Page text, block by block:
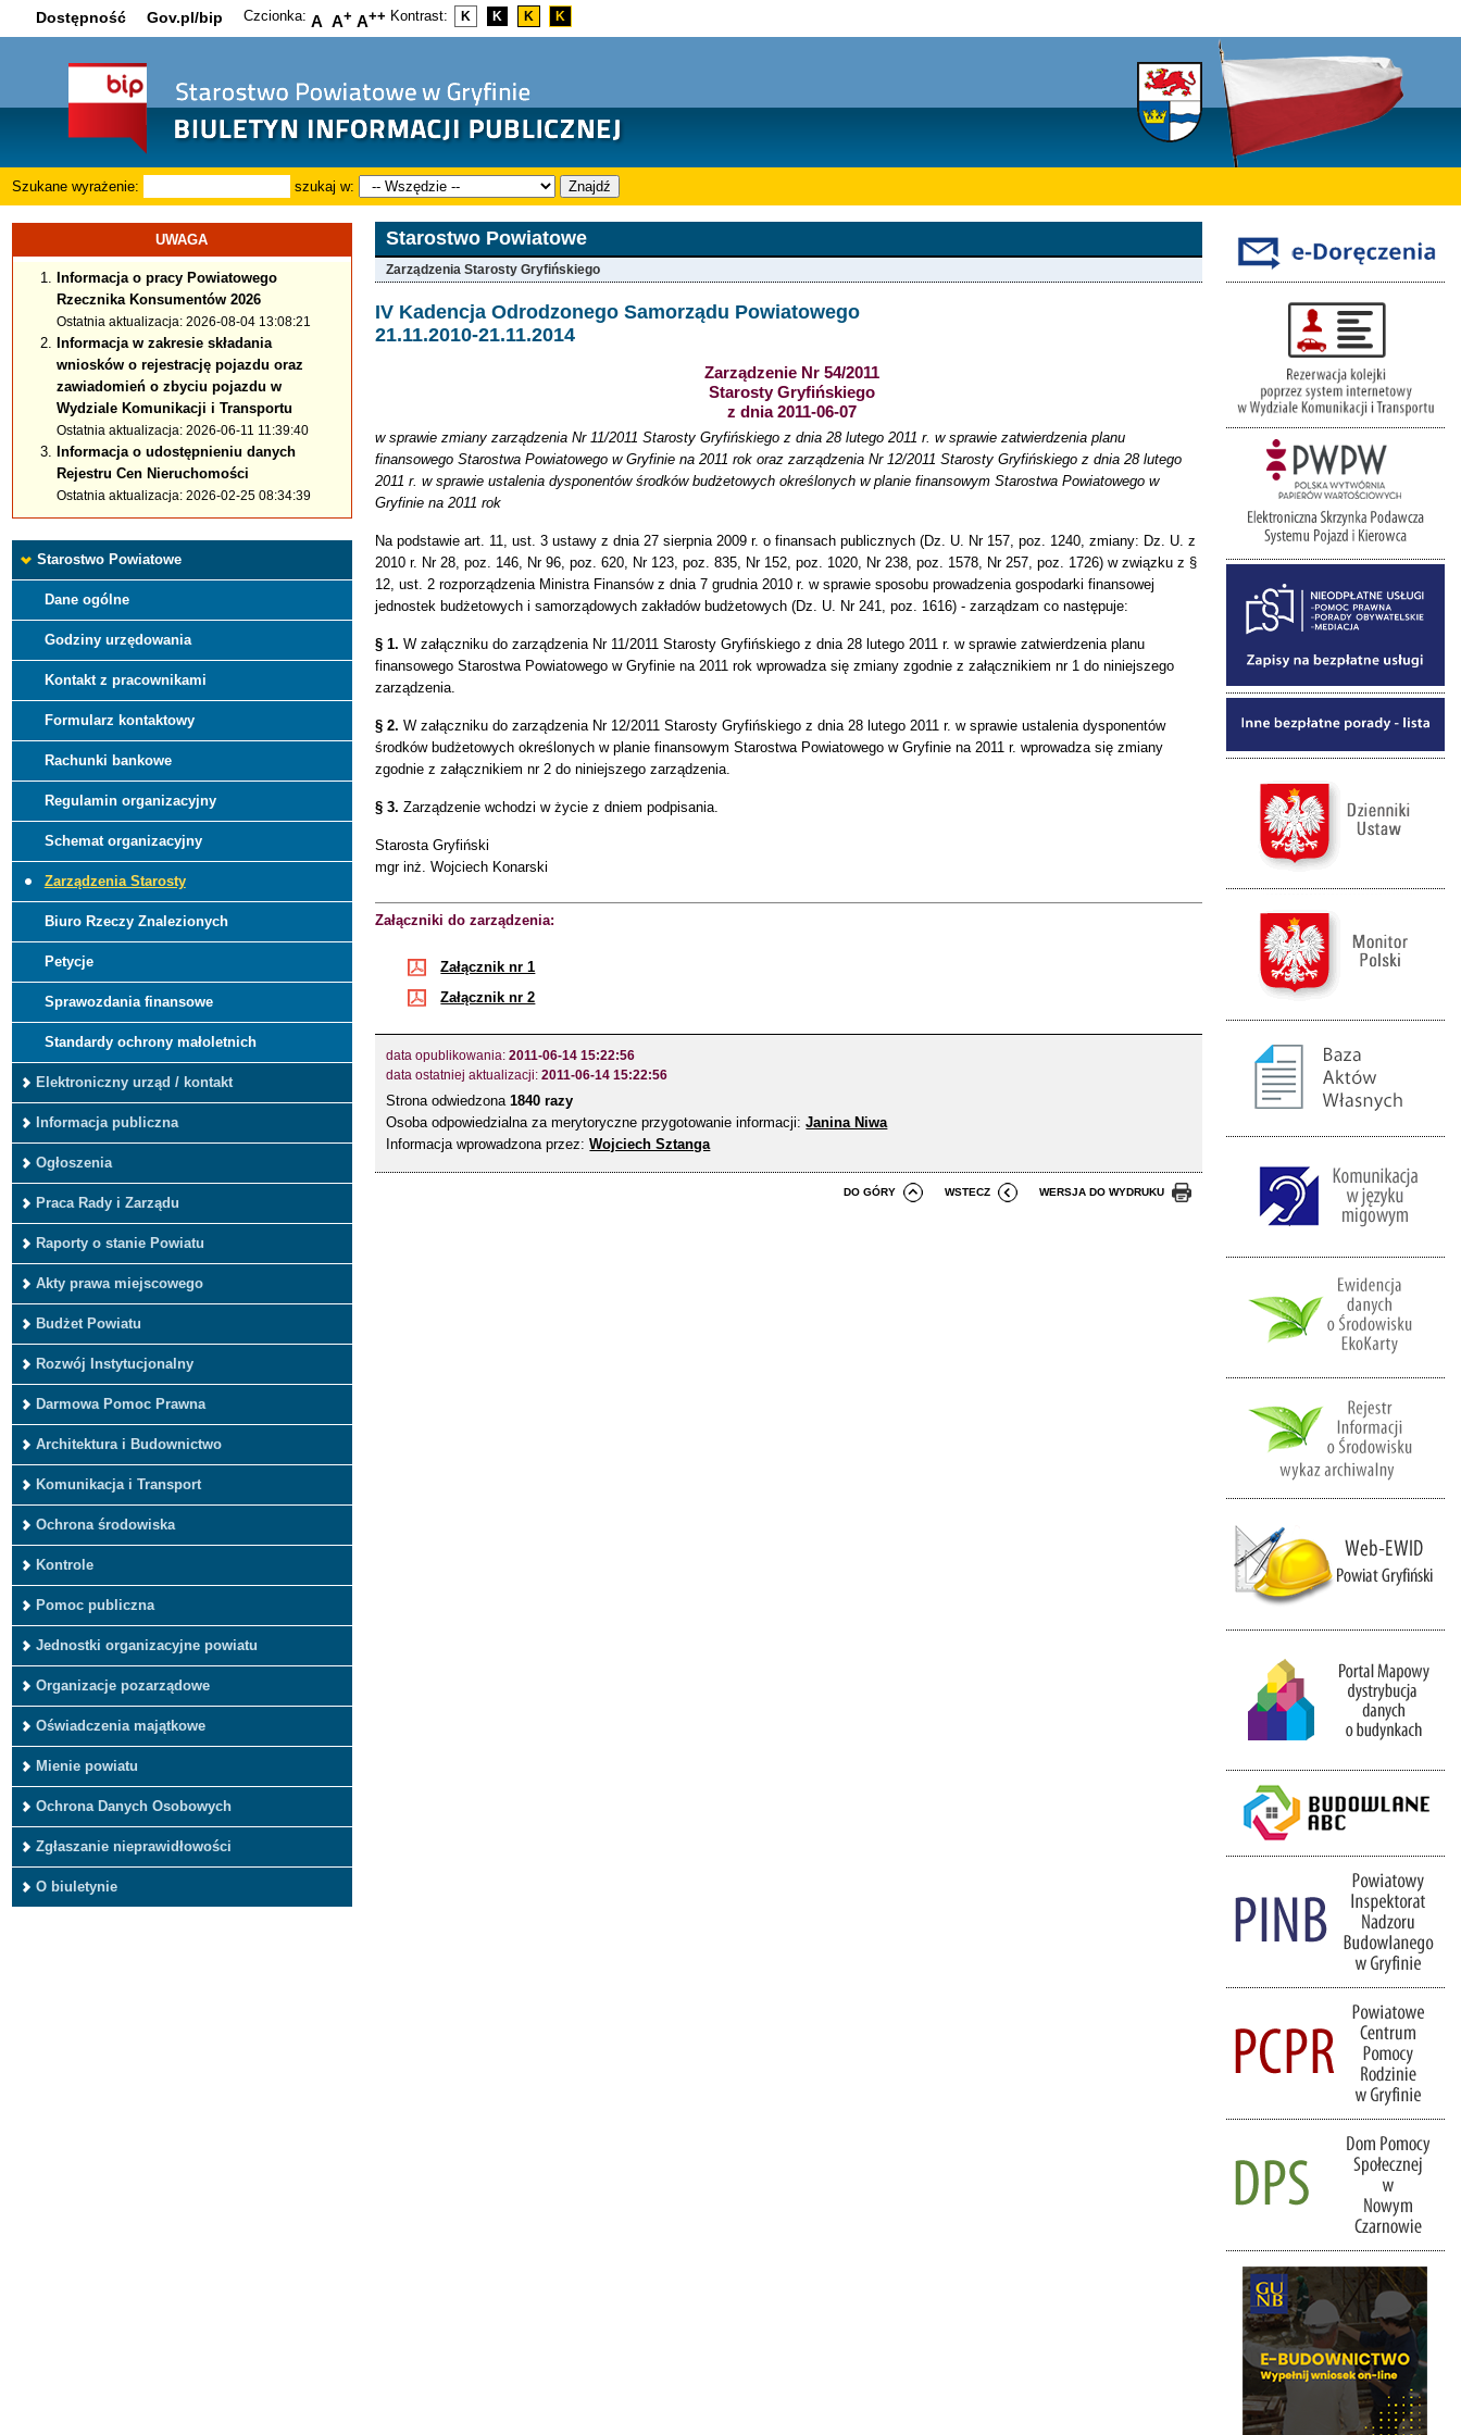
Dostępność Gov.pl/bip Czcionka: A A+ A++ Kontrast: K K K K
Szukane wyrażenie: szukaj w: Znajdź
UWAGA
Informacja o pracy Powiatowego
Rzecznika Konsumentów 2026
Ostatnia aktualizacja: 2026-08-04 13:08:21
Informacja w zakresie składania
wniosków o rejestrację pojazdu oraz
zawiadomień o zbyciu pojazdu w
Wydziale Komunikacji i Transportu
Ostatnia aktualizacja: 2026-06-11 11:39:40
Informacja o udostępnieniu danych
Rejestru Cen Nieruchomości
Ostatnia aktualizacja: 2026-02-25 08:34:39
Starostwo Powiatowe
Dane ogólne
Godziny urzędowania
Kontakt z pracownikami
Formularz kontaktowy
Rachunki bankowe
Regulamin organizacyjny
Schemat organizacyjny
Zarządzenia Starosty
Biuro Rzeczy Znalezionych
Petycje
Sprawozdania finansowe
Standardy ochrony małoletnich
Elektroniczny urząd / kontakt
Informacja publiczna
Ogłoszenia
Praca Rady i Zarządu
Raporty o stanie Powiatu
Akty prawa miejscowego
Budżet Powiatu
Rozwój Instytucjonalny
Darmowa Pomoc Prawna
Architektura i Budownictwo
Komunikacja i Transport
Ochrona środowiska
Kontrole
Pomoc publiczna
Jednostki organizacyjne powiatu
Organizacje pozarządowe
Oświadczenia majątkowe
Mienie powiatu
Ochrona Danych Osobowych
Zgłaszanie nieprawidłowości
O biuletynie
Starostwo Powiatowe
Zarządzenia Starosty Gryfińskiego
IV Kadencja Odrodzonego Samorządu Powiatowego
21.11.2010-21.11.2014
Zarządzenie Nr 54/2011
Starosty Gryfińskiego
z dnia 2011-06-07
w sprawie zmiany zarządzenia Nr 11/2011 Starosty Gryfińskiego z dnia 28 lutego 2011 r. w sprawie zatwierdzenia planu
finansowego Starostwa Powiatowego w Gryfinie na 2011 rok oraz zarządzenia Nr 12/2011 Starosty Gryfińskiego z dnia 28 lutego
2011 r. w sprawie ustalenia dysponentów środków budżetowych określonych w planie finansowym Starostwa Powiatowego w
Gryfinie na 2011 rok
Na podstawie art. 11, ust. 3 ustawy z dnia 27 sierpnia 2009 r. o finansach publicznych (Dz. U. Nr 157, poz. 1240, zmiany: Dz. U. z
2010 r. Nr 28, poz. 146, Nr 96, poz. 620, Nr 123, poz. 835, Nr 152, poz. 1020, Nr 238, poz. 1578, Nr 257, poz. 1726) w związku z §
12, ust. 2 rozporządzenia Ministra Finansów z dnia 7 grudnia 2010 r. w sprawie sposobu prowadzenia gospodarki finansowej
jednostek budżetowych i samorządowych zakładów budżetowych (Dz. U. Nr 241, poz. 1616) - zarządzam co następuje:
§ 1. W załączniku do zarządzenia Nr 11/2011 Starosty Gryfińskiego z dnia 28 lutego 2011 r. w sprawie zatwierdzenia planu
finansowego Starostwa Powiatowego w Gryfinie na 2011 rok wprowadza się zmiany zgodnie z załącznikiem nr 1 do niniejszego
zarządzenia.
§ 2. W załączniku do zarządzenia Nr 12/2011 Starosty Gryfińskiego z dnia 28 lutego 2011 r. w sprawie ustalenia dysponentów
środków budżetowych określonych w planie finansowym Starostwa Powiatowego w Gryfinie na 2011 r. wprowadza się zmiany
zgodnie z załącznikiem nr 2 do niniejszego zarządzenia.
§ 3. Zarządzenie wchodzi w życie z dniem podpisania.
Starosta Gryfiński
mgr inż. Wojciech Konarski
Załączniki do zarządzenia:
Załącznik nr 1
Załącznik nr 2
data opublikowania:2011-06-14 15:22:56
data ostatniej aktualizacji:2011-06-14 15:22:56
Strona odwiedzona1840 razy
Osoba odpowiedzialna za merytoryczne przygotowanie informacji:Janina Niwa
Informacja wprowadzona przez:Wojciech Sztanga
DO GÓRY WSTECZ WERSJA DO WYDRUKU